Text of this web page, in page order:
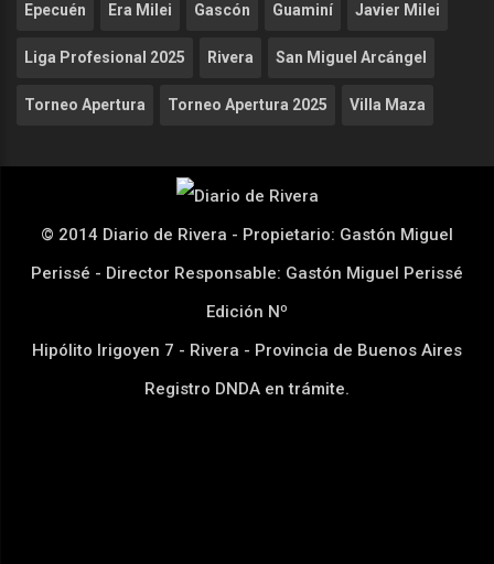
Epecuén Era Milei Gascón Guaminí Javier Milei
Liga Profesional 2025 Rivera San Miguel Arcángel
Torneo Apertura Torneo Apertura 2025 Villa Maza
© 2014 Diario de Rivera - Propietario: Gastón Miguel
Perissé - Director Responsable: Gastón Miguel Perissé
Edición Nº
Hipólito Irigoyen 7 - Rivera - Provincia de Buenos Aires
Registro DNDA en trámite.